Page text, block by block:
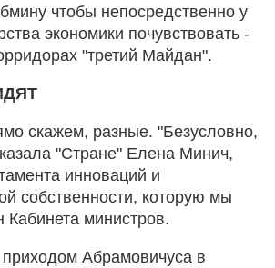
чтобы непосредственно у
экономики почувствовать -
"третий Майдан".
скажем, разные. "Безусловно,
"Стране" Елена Минич,
инноваций и
собственности, которую мы
Кабинета министров.
Абрамовичуса в